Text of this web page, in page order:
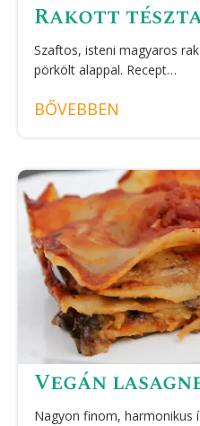
Rakott
Szaftos, isteni magyaros
pörkölt alappal. Recept…
BŐVEBBEN
Vegán
Nagyon finom, harmonikus